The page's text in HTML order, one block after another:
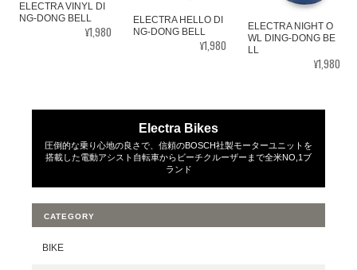
ELECTRA VINYL DI
NG-DONG BELL
¥1,980
ELECTRA HELLO DI
NG-DONG BELL
¥1,980
ELECTRA NIGHT O
WL DING-DONG BE
¥1,980
Electra Bikes
圧倒的な乗り心地の良さで、信頼のBOSCH社製モーターユニットを
搭載した電動アシスト自転車からビーチクルーザーまで全米NO,1ブ
ランド
CATEGORY
BIKE